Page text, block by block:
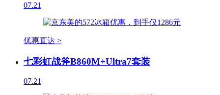
07.21
优惠直达 >
七彩虹战斧B860M+Ultra7套装
07.21